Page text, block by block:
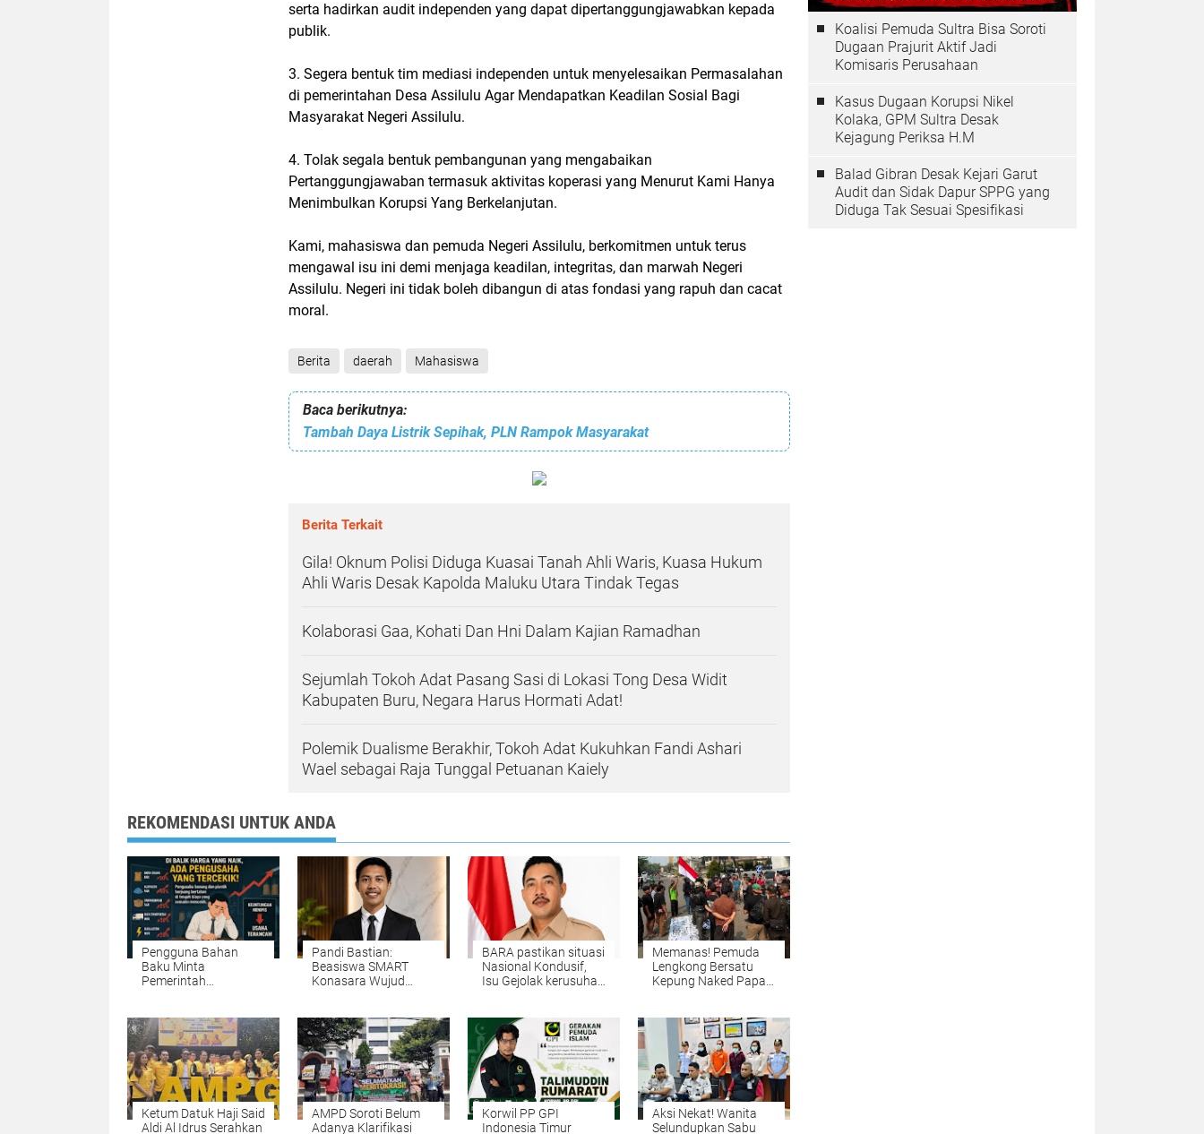
serta hadirkan audit independen yang dapat dipertanggungjawabkan kepada
publik.
3. Segera bentuk tim mediasi independen untuk menyelesaikan Permasalahan
di pemerintahan Desa Assilulu Agar Mendapatkan Keadilan Sosial Bagi
Masyarakat Negeri Assilulu.
4. Tolak segala bentuk pembangunan yang mengabaikan
Pertanggungjawaban termasuk aktivitas koperasi yang Menurut Kami Hanya
Menimbulkan Korupsi Yang Berkelanjutan.
Kami, mahasiswa dan pemuda Negeri Assilulu, berkomitmen untuk terus
mengawal isu ini demi menjaga keadilan, integritas, dan marwah Negeri
Assilulu. Negeri ini tidak boleh dibangun di atas fondasi yang rapuh dan cacat
moral.
Berita daerah Mahasiswa
Baca berikutnya:
Tambah Daya Listrik Sepihak, PLN Rampok Masyarakat
Berita Terkait
Gila! Oknum Polisi Diduga Kuasai Tanah Ahli Waris, Kuasa Hukum
Ahli Waris Desak Kapolda Maluku Utara Tindak Tegas
Kolaborasi Gaa, Kohati Dan Hni Dalam Kajian Ramadhan
Sejumlah Tokoh Adat Pasang Sasi di Lokasi Tong Desa Widit
Kabupaten Buru, Negara Harus Hormati Adat!
Polemik Dualisme Berakhir, Tokoh Adat Kukuhkan Fandi Ashari
Wael sebagai Raja Tunggal Petuanan Kaiely
REKOMENDASI UNTUK ANDA
Pengguna Bahan
Baku Minta
Pemerintah
Hilir
Pandi Bastian:
Beasiswa SMART
Konasara Wujud
Utara terhadap
Pendidikan
BARA pastikan situasi
Nasional Kondusif,
Isu Gejolak kerusuhan
oknum Yang tidak
cinta NKRI!!!
Memanas! Pemuda
Lengkong Bersatu
Kepung Naked Papa
Prioritaskan Warga
Lokal
Ketum Datuk Haji Said
Aldi Al Idrus Serahkan
AMPD Soroti Belum
Adanya Klarifikasi
Korwil PP GPI
Indonesia Timur
Aksi Nekat! Wanita
Selundupkan Sabu
Koalisi Pemuda Sultra Bisa Soroti
Dugaan Prajurit Aktif Jadi
Komisaris Perusahaan
Kasus Dugaan Korupsi Nikel
Kolaka, GPM Sultra Desak
Kejagung Periksa H.M
Balad Gibran Desak Kejari Garut
Audit dan Sidak Dapur SPPG yang
Diduga Tak Sesuai Spesifikasi